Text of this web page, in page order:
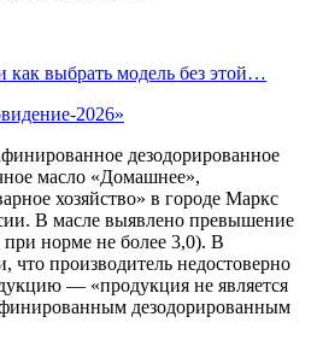
как выбрать модель без этой…
2026»
дезодорированное
масло «Домашнее»,
хозяйство» в городе Маркс
В масле выявлено превышение
норме не более 3,0). В
что производитель недостоверно
— «продукция не является
дезодорированным